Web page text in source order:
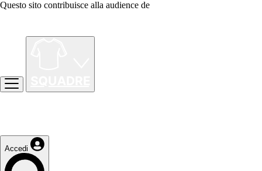
Questo sito contribuisce alla audience de
Accedi